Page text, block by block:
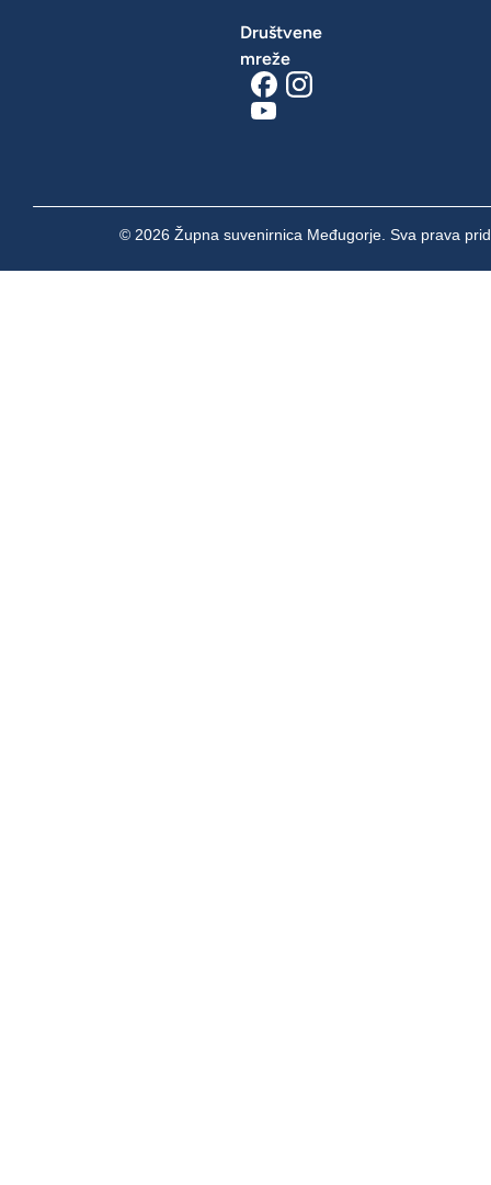
Društvene
mreže
© 2026 Župna suvenirnica Međugorje. Sva prava